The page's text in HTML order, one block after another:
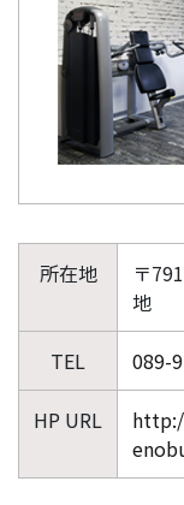
所在地
〒
地
TEL 089-
HP URL